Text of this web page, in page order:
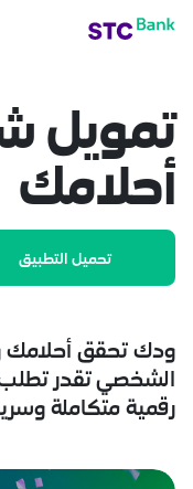
تخطي إلى المحتوى الرئيسي
التمويل
تمويل
أحلامك
تحميل التطبيق
ودك تحقق أحلامك
الشخصي تقدر تطلب
رقمية متكاملة